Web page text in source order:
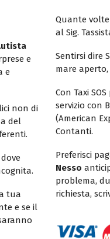
e
e
non di
del
tua
e se il
Quante
al Sig.
Sentirsi dire
mare aperto,
Con Taxi
servizio con
(American
Contanti.
Preferisci
Nesso
problema,
richiesta,